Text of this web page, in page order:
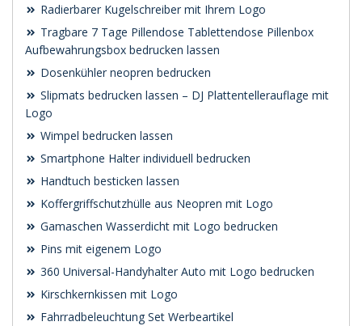
Radierbarer Kugelschreiber mit Ihrem Logo
Tragbare 7 Tage Pillendose Tablettendose Pillenbox
Aufbewahrungsbox bedrucken lassen
Dosenkühler neopren bedrucken
Slipmats bedrucken lassen – DJ Plattentellerauflage mit
Logo
Wimpel bedrucken lassen
Smartphone Halter individuell bedrucken
Handtuch besticken lassen
Koffergriffschutzhülle aus Neopren mit Logo
Gamaschen Wasserdicht mit Logo bedrucken
Pins mit eigenem Logo
360 Universal-Handyhalter Auto mit Logo bedrucken
Kirschkernkissen mit Logo
Fahrradbeleuchtung Set Werbeartikel